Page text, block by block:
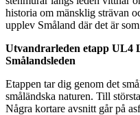
historia om mänsklig strävan
upplev Småland där det är
Utvandrarleden etapp UL4
Smålandsleden
Etappen tar dig genom det
småländska naturen. Till
Några kortare avsnitt går på